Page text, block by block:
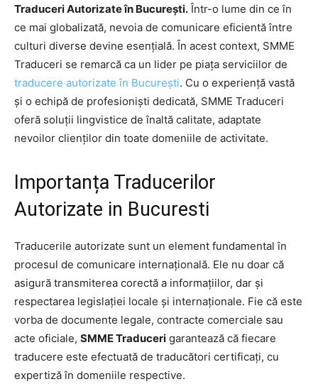
Traduceri Autorizate în București. Într-o lume din ce în
ce mai globalizată, nevoia de comunicare eficientă între
culturi diverse devine esențială. În acest context, SMME
Traduceri se remarcă ca un lider pe piața serviciilor de
traducere autorizate în București. Cu o experiență vastă
și o echipă de profesioniști dedicată, SMME Traduceri
oferă soluții lingvistice de înaltă calitate, adaptate
nevoilor clienților din toate domeniile de activitate.
Importanța Traducerilor
Autorizate in Bucuresti
Traducerile autorizate sunt un element fundamental în
procesul de comunicare internațională. Ele nu doar că
asigură transmiterea corectă a informațiilor, dar și
respectarea legislației locale și internaționale. Fie că este
vorba de documente legale, contracte comerciale sau
acte oficiale, SMME Traduceri garantează că fiecare
traducere este efectuată de traducători certificați, cu
expertiză în domeniile respective.